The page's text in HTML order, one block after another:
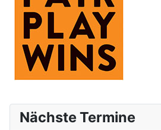
Nächste Termine